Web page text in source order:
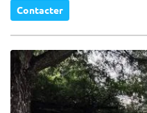
Contacter